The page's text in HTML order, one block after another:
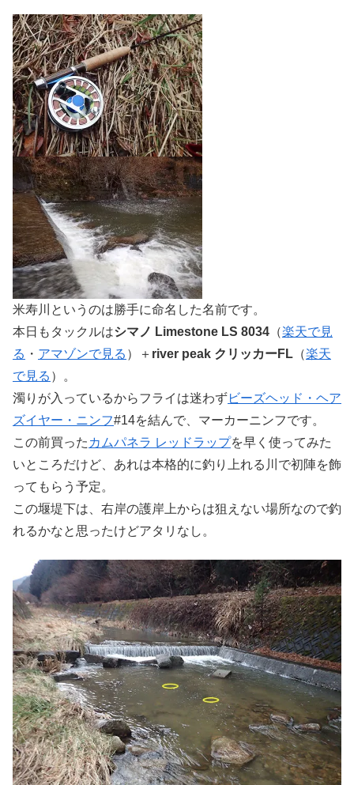
米寿川というのは勝手に命名した名前です。
本日もタックルはシマノ Limestone LS 8034 （楽天で見
る ・ アマゾンで見る ）＋ river peak クリッカーFL （楽天
で見る ）。
濁りが入っているからフライは迷わずビーズヘッド・ヘア
ズイヤー・ニンフ#14を結んで、マーカーニンフです。
この前買った カムパネラ レッドラップを早く使ってみた
いところだけど、あれは本格的に釣り上れる川で初陣を飾
ってもらう予定。
この堰堤下は、右岸の護岸上からは狙えない場所なので釣
れるかなと思ったけどアタリなし。